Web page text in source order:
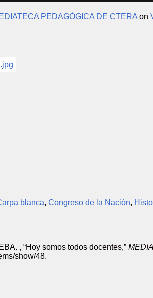
PEDAGÓGICA DE CTERA on
blanca,Congreso de la Nación,
, “Hoy somos todos docentes,”
show/48.